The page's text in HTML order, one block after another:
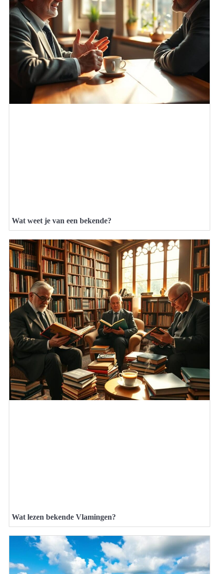
Wat weet je van een bekende?
Wat lezen bekende Vlamingen?